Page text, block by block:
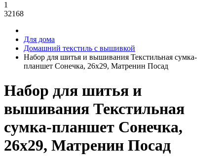
1
32168
Для дома
Домашний текстиль с вышивкой
Набор для шитья и вышивания Текстильная сумка-
планшет Сонечка, 26x29, Матренин Посад
Набор для шитья и
вышивания Текстильная
сумка-планшет Сонечка,
26x29, Матренин Посад